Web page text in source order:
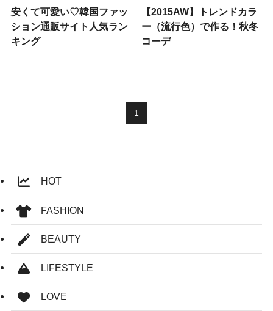
安くて可愛い♡韓国ファッ
ション通販サイト人気ラン
キング
【2015AW】トレンドカラ
ー（流行色）で作る！秋冬
コーデ
1
HOT
FASHION
BEAUTY
LIFESTYLE
LOVE